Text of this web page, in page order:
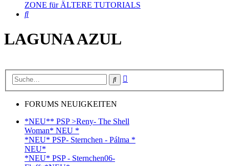
ZONE für ÄLTERE TUTORIALS
Suche
LAGUNA AZUL
Suche
FORUMS NEUIGKEITEN
*NEU** PSP >Reny- The Shell
Woman* NEU *
*NEU* PSP- Sternchen - Pálma *
NEU*
*NEU* PSP - Sternchen06-